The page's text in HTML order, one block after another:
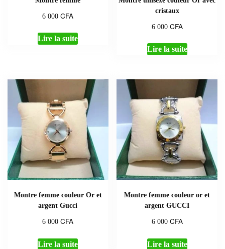
6 000CFA
Lire la suite
cristaux
6 000 CFA
Lire la suite
Montre femme couleur Or et
argent Gucci
6 000CFA
Lire la suite
Montre femme couleur or et
argent GUCCI
6 000 CFA
Lire la suite